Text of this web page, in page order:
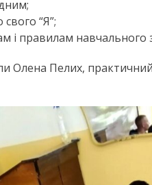
“Я”;
і правилам навчального
Олена Пелих,